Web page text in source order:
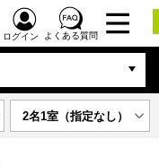
ログイン よくある質問
2名1室（指定なし）